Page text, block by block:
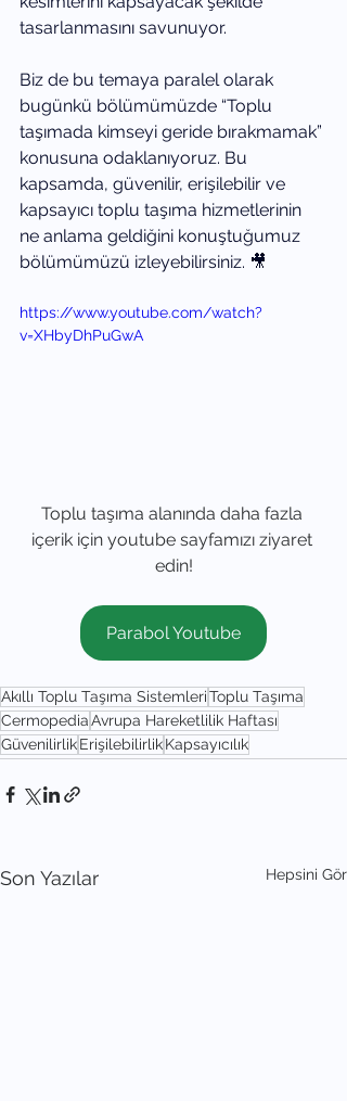
tasarlanmasını savunuyor.
Biz de bu temaya paralel olarak
bugünkü bölümümüzde “Toplu
taşımada kimseyi geride bırakmamak”
konusuna odaklanıyoruz. Bu
kapsamda, güvenilir, erişilebilir ve
kapsayıcı toplu taşıma hizmetlerinin
ne anlama geldiğini konuştuğumuz
bölümümüzü izleyebilirsiniz. 🎥
https://www.youtube.com/watch?
v=XHbyDhPuGwA
Toplu taşıma alanında daha fazla
içerik için youtube sayfamızı ziyaret
edin!
Parabol Youtube
Akıllı Toplu Taşıma SistemleriToplu Taşıma
CermopediaAvrupa Hareketlilik Haftası
GüvenilirlikErişilebilirlikKapsayıcılık
Son Yazılar Hepsini Gör